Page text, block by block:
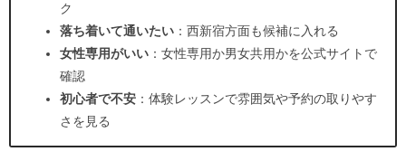
ク
落ち着いて通いたい ：西新宿方面も候補に入れる
女性専用がいい ：女性専用か男女共用かを公式サイトで
確認
初心者で不安 ：体験レッスンで雰囲気や予約の取りやす
さを見る